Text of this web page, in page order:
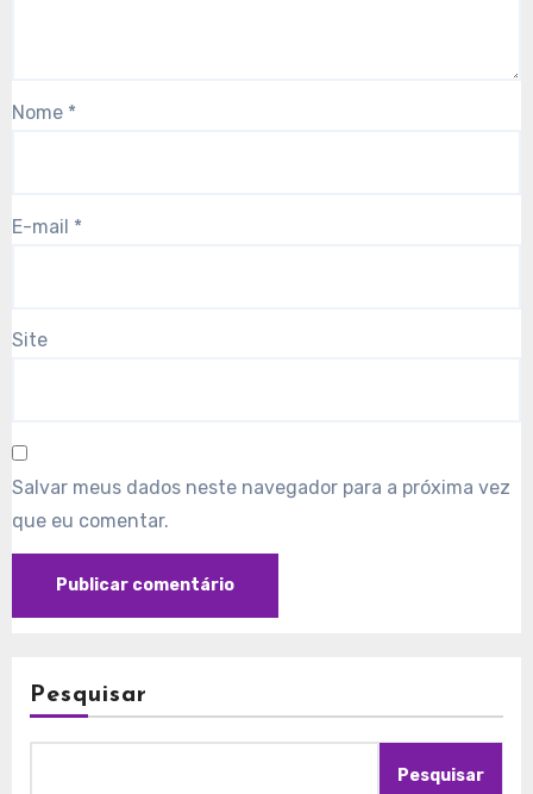
Nome *
E-mail *
Site
Salvar meus dados neste navegador para a próxima vez
que eu comentar.
Pesquisar
Pesquisar